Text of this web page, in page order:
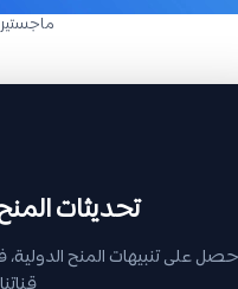
تحديثات
على تنبيهات المنح